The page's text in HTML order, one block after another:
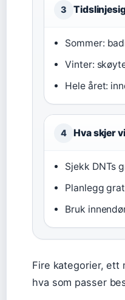
3
Sommer:
Vinter:
Hele året:
4 Hva skjer
Sjekk DNTs
Planlegg
Bruk
Fire kategorier, ett
hva som passer